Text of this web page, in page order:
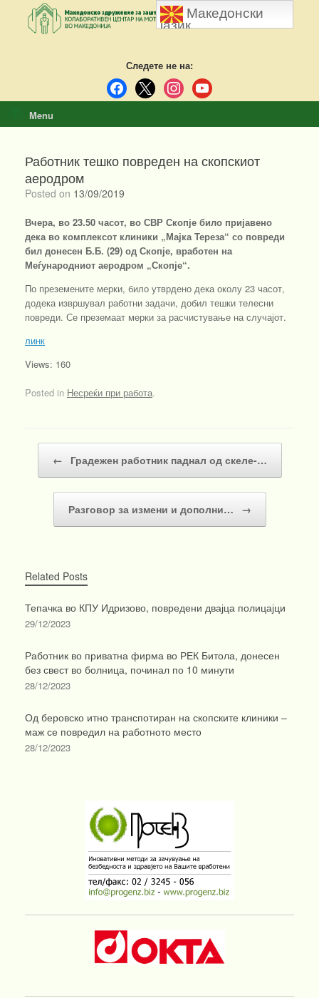
content
Следете не на:
facebook
x instagramyoutube
Menu
Работник тешко повреден на скопскиот
аеродром
Posted on 13/09/2019
Вчера, во 23.50 часот, во СВР Скопје било пријавено
дека во комплексот клиники „Мајка Тереза“ со повреди
бил донесен Б.Б. (29) од Скопје, вработен на
Меѓународниот аеродром „Скопје“.
По преземените мерки, било утврдено дека околу 23 часот,
додека извршувал работни задачи, добил тешки телесни
повреди. Се преземаат мерки за расчистување на случајот.
линк
Views: 160
Posted in Несреќи при работа.
← Градежен работник паднал од скеле-…
Разговор за измени и дополни… →
Related Posts
Тепачка во КПУ Идризово, повредени двајца полицајци
29/12/2023
Работник во приватна фирма во РЕК Битола, донесен
без свест во болница, починал по 10 минути
28/12/2023
Од беровско итно транспотиран на скопските клиники –
маж се повредил на работното место
28/12/2023
Македонски
јазик